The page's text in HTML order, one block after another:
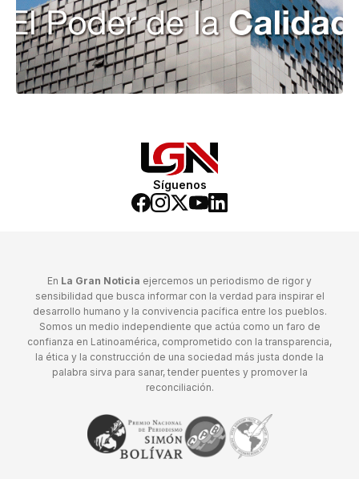
Síguenos
En La Gran Noticia ejercemos un periodismo de rigor y
sensibilidad que busca informar con la verdad para inspirar el
desarrollo humano y la convivencia pacífica entre los pueblos.
Somos un medio independiente que actúa como un faro de
confianza en Latinoamérica, comprometido con la transparencia,
la ética y la construcción de una sociedad más justa donde la
palabra sirva para sanar, tender puentes y promover la
reconciliación.